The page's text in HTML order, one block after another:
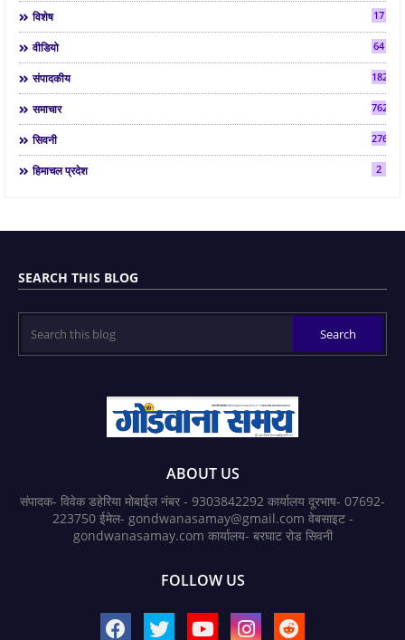
विशेष 17
वीडियो 64
संपादकीय 182
समाचार 7624
सिवनी 2763
हिमाचल प्रदेश 2
SEARCH THIS BLOG
ABOUT US
संपादक- विवेक डहेरिया मोबाईल नंबर - 9303842292 कार्यालय दूरभाष- 07692-
223750 ईमेल- gondwanasamay@gmail.com वेबसाइट -
gondwanasamay.com कार्यालय- बरघाट रोड सिवनी
FOLLOW US